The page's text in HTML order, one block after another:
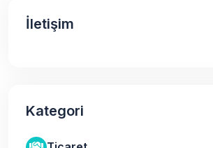
İletişim
Kategori